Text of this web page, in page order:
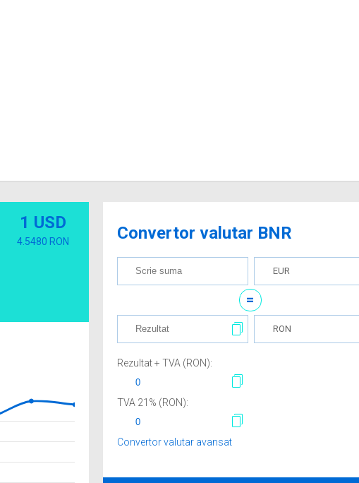
1 USD
4.5480 RON Convertor valutar BNR
EUR
=
RON
Rezultat + TVA (RON):
TVA 21 % (RON):
Convertor valutar avansat